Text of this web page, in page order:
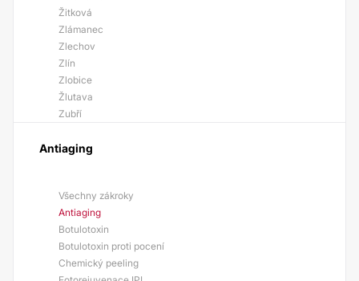
Žitková
Zlámanec
Zlechov
Zlín
Zlobice
Žlutava
Zubří
Antiaging
Všechny zákroky
Antiaging
Botulotoxin
Botulotoxin proti pocení
Chemický peeling